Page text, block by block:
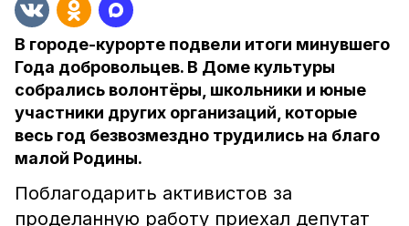
В городе-курорте подвели итоги минувшего
Года добровольцев. В Доме культуры
собрались волонтёры, школьники и юные
участники других организаций, которые
весь год безвозмездно трудились на благо
малой Родины.
Поблагодарить активистов за
проделанную работу приехал депутат